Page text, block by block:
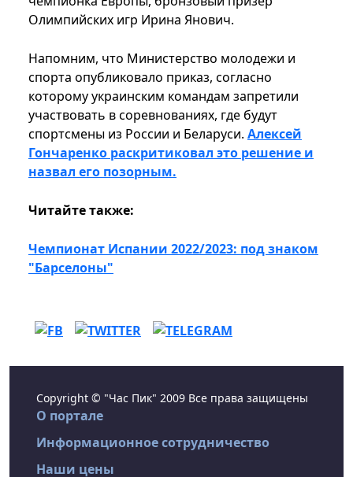
Олимпийских игр Ирина Янович.
Напомним, что Министерство молодежи и
спорта опубликовало приказ, согласно
которому украинским командам запретили
участвовать в соревнованиях, где будут
спортсмены из России и Беларуси. Алексей
Гончаренко раскритиковал это решение и
назвал его позорным.
Читайте также:
Чемпионат Испании 2022/2023: под знаком
"Барселоны"
Copyright © "Час Пик" 2009 Все права защищены
О портале
Информационное сотрудничество
Наши цены